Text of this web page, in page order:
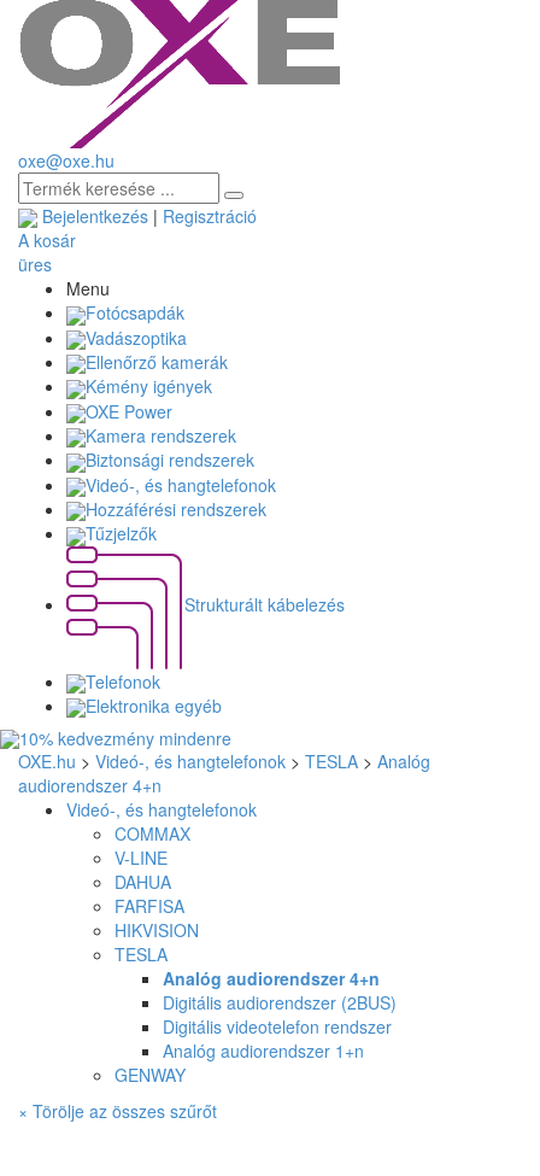
oxe@oxe.hu
Bejelentkezés | Regisztráció
A kosár
üres
Menu
Fotócsapdák
Vadászoptika
Ellenőrző kamerák
Kémény igények
OXE Power
Kamera rendszerek
Biztonsági rendszerek
Videó-, és hangtelefonok
Hozzáférési rendszerek
Tűzjelzők
Strukturált kábelezés
Telefonok
Elektronika egyéb
OXE.hu > Videó-, és hangtelefonok > TESLA > Analóg
audiorendszer 4+n
Videó-, és hangtelefonok
COMMAX
V-LINE
DAHUA
FARFISA
HIKVISION
TESLA
Analóg audiorendszer 4+n
Digitális audiorendszer (2BUS)
Digitális videotelefon rendszer
Analóg audiorendszer 1+n
GENWAY
× Törölje az összes szűrőt